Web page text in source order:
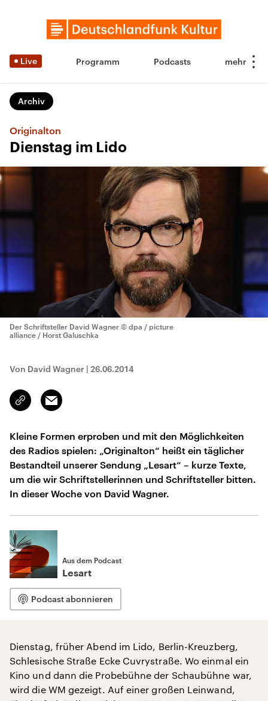
Live Programm Podcasts
Archiv
Originalton
Dienstag im Lido
Der Schriftsteller David Wagner © dpa / picture
alliance / Horst Galuschka
Von David Wagner | 26.06.2014
Link
kopieren/teilen
Email
Kleine Formen erproben und mit den Möglichkeiten
des Radios spielen: „Originalton“ heißt ein täglicher
Bestandteil unserer Sendung „Lesart“ – kurze Texte,
um die wir Schriftstellerinnen und Schriftsteller bitten.
In dieser Woche von David Wagner.
Aus dem Podcast
Lesart
Podcast abonnieren
Dienstag, früher Abend im Lido, Berlin-Kreuzberg,
Schlesische Straße Ecke Cuvrystraße. Wo einmal ein
Kino und dann die Probebühne der Schaubühne war,
wird die WM gezeigt. Auf einer großen Leinwand,